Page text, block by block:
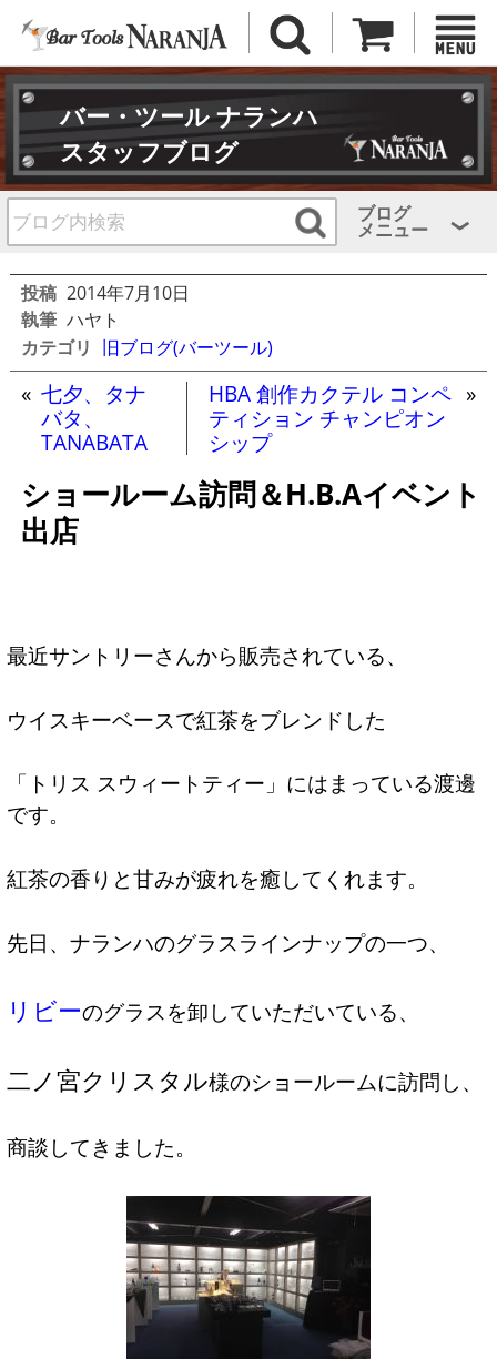
バー・ツール ナランハ
スタッフブログ
ブログ
メニュー
投稿 2014年7月10日
執筆 ハヤト
カテゴリ 旧ブログ(バーツール)
« 七夕、タナ
バタ、
TANABATA
HBA 創作カクテル コンペ
ティション チャンピオン
シップ
»
ショールーム訪問＆H.B.Aイベント
出店
最近サントリーさんから販売されている、
ウイスキーベースで紅茶をブレンドした
「トリス スウィートティー」にはまっている渡邊
です。
紅茶の香りと甘みが疲れを癒してくれます。
先日、ナランハのグラスラインナップの一つ、
リビーのグラスを卸していただいている、
二ノ宮クリスタル様のショールームに訪問し、
商談してきました。